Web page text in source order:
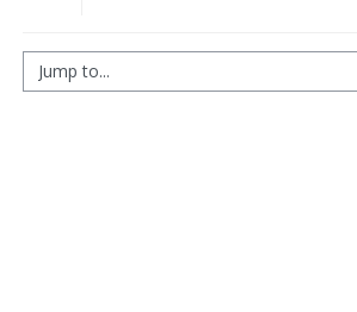
Jump to...